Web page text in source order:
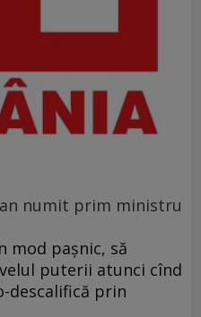
numit prim ministru
mod paşnic, să
puterii atunci cînd
descalifică prin